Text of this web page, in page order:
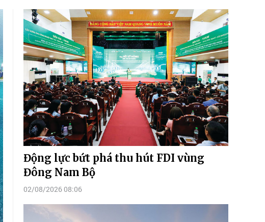
Động lực bứt phá thu hút FDI vùng
Đông Nam Bộ
02/08/2026 08:06